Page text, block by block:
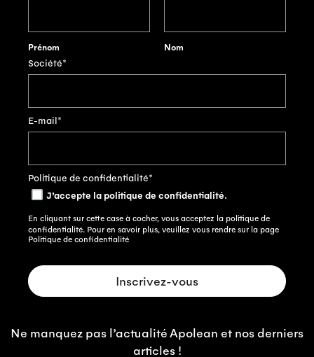
Prénom
Nom
Société*
E-mail *
Politique de confidentialité*
J’accepte la politique de confidentialité.
En cliquant sur cette case à cocher, vous acceptez la politique de
confidentialité. Pour en savoir plus, veuillez vous rendre sur la page
Politique de confidentialité
Ne manquez pas l’actualité Apolean et nos derniers
articles !